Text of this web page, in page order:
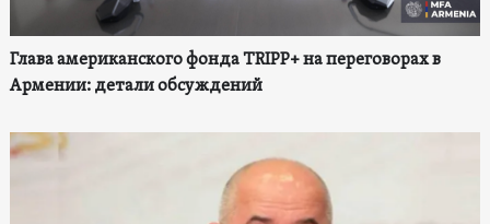
Глава американского фонда TRIPP+ на переговорах в
Армении: детали обсуждений